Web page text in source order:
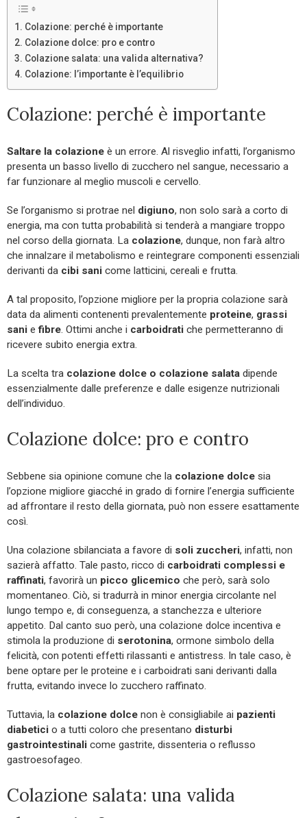
Colazione: perché è importante
Colazione dolce: pro e contro
Colazione salata: una valida alternativa?
Colazione: l’importante è l’equilibrio
Colazione: perché è importante
Saltare la colazione è un errore. Al risveglio infatti, l’organismo
presenta un basso livello di zucchero nel sangue, necessario a
far funzionare al meglio muscoli e cervello.
Se l’organismo si protrae nel digiuno, non solo sarà a corto di
energia, ma con tutta probabilità si tenderà a mangiare troppo
nel corso della giornata. La colazione, dunque, non farà altro
che innalzare il metabolismo e reintegrare componenti essenziali
derivanti da cibi sani come latticini, cereali e frutta.
A tal proposito, l’opzione migliore per la propria colazione sarà
data da alimenti contenenti prevalentemente proteine, grassi
sani efibre. Ottimi anche i carboidrati che permetteranno di
ricevere subito energia extra.
La scelta tra colazione dolce o colazione salata dipende
essenzialmente dalle preferenze e dalle esigenze nutrizionali
dell’individuo.
Colazione dolce: pro e contro
Sebbene sia opinione comune che la colazione dolce sia
l’opzione migliore giacché in grado di fornire l’energia sufficiente
ad affrontare il resto della giornata, può non essere esattamente
così.
Una colazione sbilanciata a favore di soli zuccheri, infatti, non
sazierà affatto. Tale pasto, ricco di carboidrati complessi e
raffinati, favorirà un picco glicemico che però, sarà solo
momentaneo. Ciò, si tradurrà in minor energia circolante nel
lungo tempo e, di conseguenza, a stanchezza e ulteriore
appetito. Dal canto suo però, una colazione dolce incentiva e
stimola la produzione di serotonina, ormone simbolo della
felicità, con potenti effetti rilassanti e antistress. In tale caso, è
bene optare per le proteine ​​e i carboidrati sani derivanti dalla
frutta, evitando invece lo zucchero raffinato.
Tuttavia, la colazione dolce non è consigliabile ai pazienti
diabetici o a tutti coloro che presentano disturbi
gastrointestinali come gastrite, dissenteria o reflusso
gastroesofageo.
Colazione salata: una valida